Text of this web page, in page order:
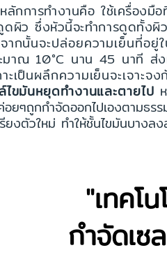
ลักการทำงานคือ ใช้เครื่องมื
ดผิว ซึ่งหัวนี้จะทำการดูดทั้งผิ
กนั้นจะปล่อยความเย็นที่อยู่
มาณ 10°C นาน 45 นาที ส่ง
เป็นผลึกความเย็นจะเจาะจ
ไขมันหยุดทำงานและตายไป
อยๆถูกกำจัดออกไปเองตามธร
รียงตัวใหม่ ทำให้ชั้นไขมันบางล
"เทคโ
กำจัดเซ